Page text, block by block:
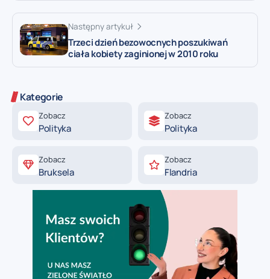
Następny artykuł
Trzeci dzień bezowocnych poszukiwań
ciała kobiety zaginionej w 2010 roku
Kategorie
Zobacz
Polityka
Zobacz
Polityka
Zobacz
Bruksela
Zobacz
Flandria